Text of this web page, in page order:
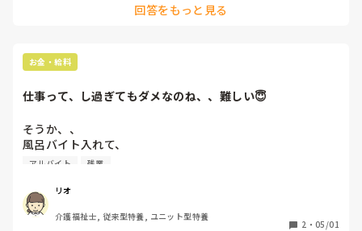
スタッフがそれなりに大変な業務、気を抜いて欲しくない点を
施設にこだわらない、あくまでも外から働きに来ています的な
態度で、「今日のカイテク良くもなく、悪くもなく普通」と思
われるのが一番だと思います。
もっとこうした方がいいのに、的な発言をして出禁になったこ
回答をもっと見る
お金・給料
仕事って、し過ぎてもダメなのね、、難しい😇
そうか、、
風呂バイト入れて、
残業時間トータルが増えれば増える程、会社に迷惑がかかる
じゃあ、入れない方がいいんだな、、
良かれと思ってしていた事が、逆効果に😇😇
アルバイト 残業
リオ
介護福祉士, 従来型特養, ユニット型特養
2 ・ 05/01